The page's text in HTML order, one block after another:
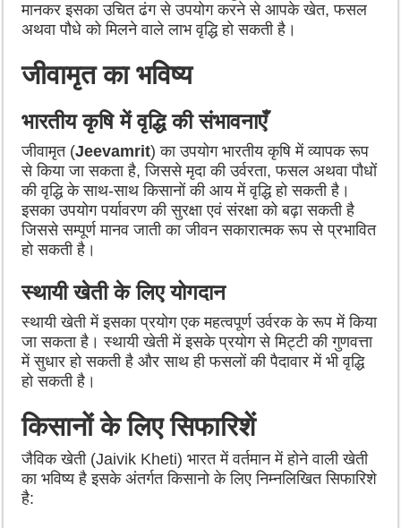
मानकर इसका उचित ढंग से उपयोग करने से आपके खेत, फसल
अथवा पौधे को मिलने वाले लाभ वृद्धि हो सकती है।
जीवामृत का भविष्य
भारतीय कृषि में वृद्धि की संभावनाएँ
जीवामृत (Jeevamrit) का उपयोग भारतीय कृषि में व्यापक रूप
से किया जा सकता है, जिससे मृदा की उर्वरता, फसल अथवा पौधों
की वृद्धि के साथ-साथ किसानों की आय में वृद्धि हो सकती है।
इसका उपयोग पर्यावरण की सुरक्षा एवं संरक्षा को बढ़ा सकती है
जिससे सम्पूर्ण मानव जाती का जीवन सकारात्मक रूप से प्रभावित
हो सकती है।
स्थायी खेती के लिए योगदान
स्थायी खेती में इसका प्रयोग एक महत्वपूर्ण उर्वरक के रूप में किया
जा सकता है। स्थायी खेती में इसके प्रयोग से मिट्टी की गुणवत्ता
में सुधार हो सकती है और साथ ही फसलों की पैदावार में भी वृद्धि
हो सकती है।
किसानों के लिए सिफारिशें
जैविक खेती (Jaivik Kheti) भारत में वर्तमान में होने वाली खेती
का भविष्य है इसके अंतर्गत किसानो के लिए निम्नलिखित सिफारिशे
है: